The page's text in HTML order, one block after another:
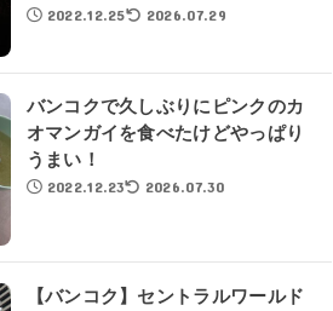
2022.12.25 2026.07.29
バンコクで久しぶりにピンクのカ
オマンガイを食べたけどやっぱり
うまい！
2022.12.23 2026.07.30
【バンコク】セントラルワールド